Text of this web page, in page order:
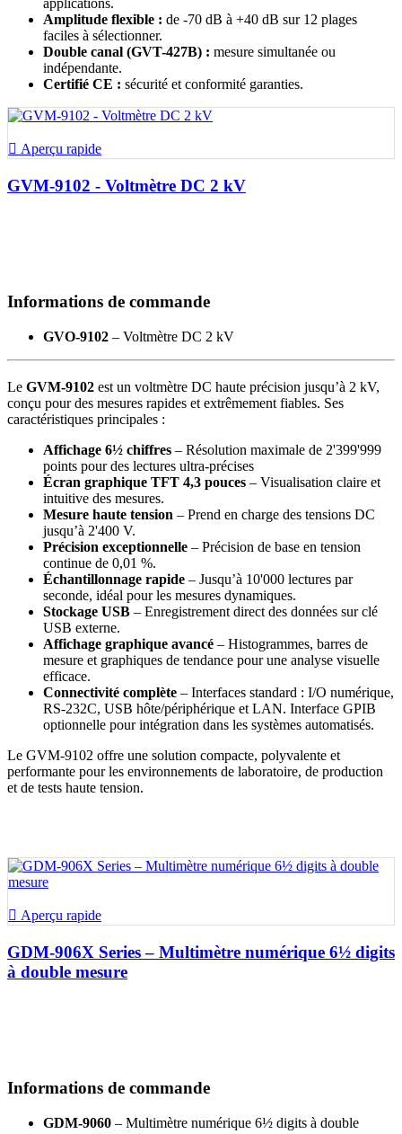
applications.
Amplitude flexible : de -70 dB à +40 dB sur 12 plages
faciles à sélectionner.
Double canal (GVT-427B) : mesure simultanée ou
indépendante.
Certifié CE : sécurité et conformité garanties.
 Aperçu rapide
GVM-9102 - Voltmètre DC 2 kV
Informations de commande
GVO-9102 – Voltmètre DC 2 kV
Le GVM-9102 est un voltmètre DC haute précision jusqu’à 2 kV,
conçu pour des mesures rapides et extrêmement fiables. Ses
caractéristiques principales :
Affichage 6½ chiffres – Résolution maximale de 2'399'999
points pour des lectures ultra-précises
Écran graphique TFT 4,3 pouces – Visualisation claire et
intuitive des mesures.
Mesure haute tension – Prend en charge des tensions DC
jusqu’à 2'400 V.
Précision exceptionnelle – Précision de base en tension
continue de 0,01 %.
Échantillonnage rapide – Jusqu’à 10'000 lectures par
seconde, idéal pour les mesures dynamiques.
Stockage USB – Enregistrement direct des données sur clé
USB externe.
Affichage graphique avancé – Histogrammes, barres de
mesure et graphiques de tendance pour une analyse visuelle
efficace.
Connectivité complète – Interfaces standard : I/O numérique,
RS-232C, USB hôte/périphérique et LAN. Interface GPIB
optionnelle pour intégration dans les systèmes automatisés.
Le GVM-9102 offre une solution compacte, polyvalente et
performante pour les environnements de laboratoire, de production
et de tests haute tension.
 Aperçu rapide
GDM-906X Series – Multimètre numérique 6½ digits
à double mesure
Informations de commande
GDM-9060 – Multimètre numérique 6½ digits à double